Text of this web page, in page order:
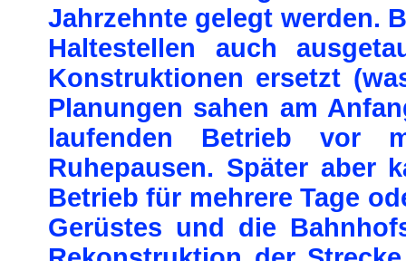
Jahrzehnte gelegt werden.
Haltestellen auch
Konstruktionen ersetzt
Planungen sahen am
laufenden Betrieb vor
Ruhepausen. Später aber
Betrieb für mehrere Tage
Gerüstes und die